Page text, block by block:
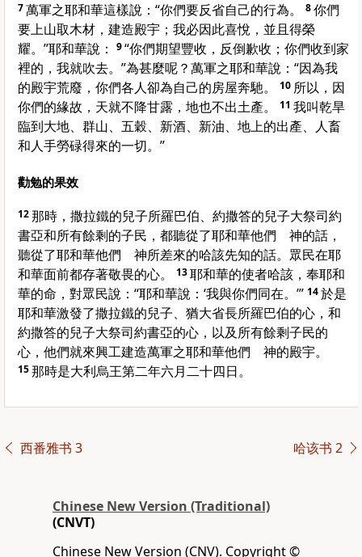
7萬軍之耶和華這樣說：“你們要反省自己的行為。 8你們
要上山取木材，建造殿宇；我必因此喜悅，並且得榮
耀。”耶和華說：
9“你們期望豐收，反倒歉收；你們收到家
裡的，我就吹去。”為甚麼呢？萬軍之耶和華說：“因為我
的殿宇荒廢，你們各人卻為自己的房屋奔馳。
10 所以，因
你們的緣故，天就不降甘露，地也不出土產。
11 我叫乾旱
臨到大地、群山、五穀、新酒、新油、地上的出產、人畜
和人手勞碌得來的一切。”
勸勉的果效
12那時，撒拉鐵的兒子所羅巴伯、約撒答的兒子大祭司約
書亞和所有餘剩的子民，都聽從了耶和華他們 神的話，
聽從了耶和華他們 神所差來的哈該先知的話。眾民在耶
和華面前都存著敬畏的心。
13耶和華的使者哈該，奉耶和
華的命，對眾民說：“耶和華說：‘我與你們同在。’” 14於是
耶和華激發了撒拉鐵的兒子、猶大省長所羅巴伯的心，和
約撒答的兒子大祭司約書亞的心，以及所有餘剩子民的
心，他們就來興工建造萬軍之耶和華他們 神的殿宇。
15那時是大利烏王第二年六月二十四日。
西番雅书 3 哈该书 2
Chinese New Version (Traditional)
(CNVT)
Chinese New Version (CNV). Copyright ©